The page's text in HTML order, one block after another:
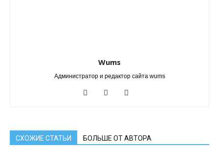
Wums
Администратор и редактор сайта wums
СХОЖИЕ СТАТЬИ БОЛЬШЕ ОТ АВТОРА